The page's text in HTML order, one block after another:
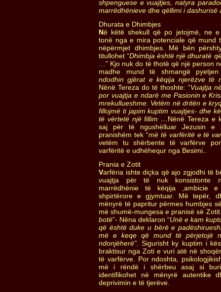
shpenguese e vuajtjes, natyra
marrëdhënieve dhe qëllimi i dashurisë
Dhurata e Dhimbjes
Në këtë shekull që po jetojmë, ne e
tonë nga e mira potenciale që mund
nëpërmjet dhimbjes. Më bën
titullohet “Dhimbja është një dhuratë
…” Kjo nuk do të thotë që një person
madhe mund të shmangë pyetjen
ndodhin gjërat e këqija njerëzve të
Nënë Tereza do të thoshte: “Vuajtja
por vuajtja e ndarë me Pasionin e
mrekullueshme. Vetëm në dritën e
fillojmë ti japim kuptim vuajtjes- dhe
të vërtetë një fillim …Nënë Tereza e
saj për të ngushëlluar Jezusin e
pranishëm tek “më të varfëritë e të
vetëm tu shërbente të varfërve
varfëritë e udhëhequr nga Besimi..
Prania e Zotit
Varfëria ishte diçka që ajo zgjodhi të
vuajtja për të nuk konsistonte
marrëdhënie të këqija ,ambicie
shpirtërore e gjymtuar. Më tepër,
mënyrë të papritur përmes humbjes
më shumë-mungesa e pranisë së
botë”- Nëna deklaron “Unë e kam
që është duke u bërë e
më e keqe që mund të përjetojë
ndonjëherë”.Sigurisht ky kuptim i
braktisur nga Zoti e vuri atë në
të varfërve. Por ndoshta,
më i rëndë i shërbeu asaj si
identifikohet në mënyrë autentike
deprivimin e të tjerëve.